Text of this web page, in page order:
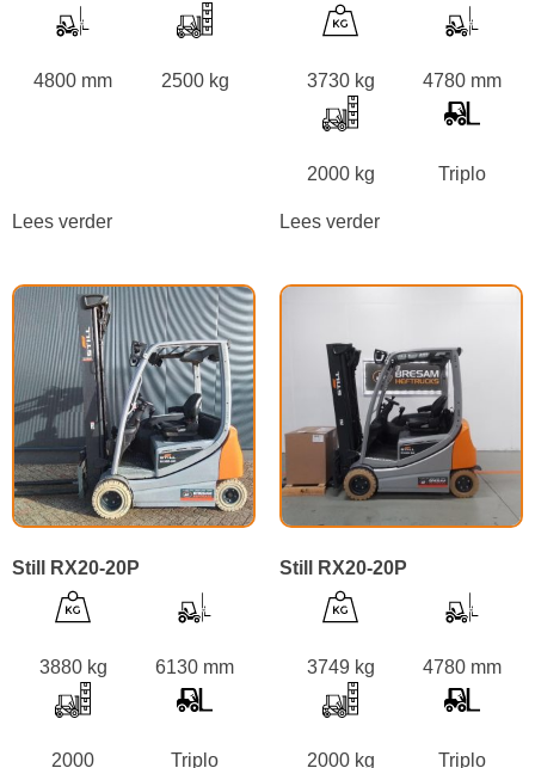
4800 mm 2500 kg
Lees verder
3730 kg 4780 mm
2000 kg Triplo
Lees verder
Still RX20-20P
3880 kg 6130 mm
2000 Triplo
Still RX20-20P
3749 kg 4780 mm
2000 kg Triplo